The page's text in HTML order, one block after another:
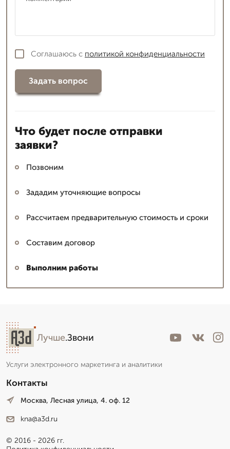
Соглашаюсь с политикой конфиденциальности
Задать вопрос
Что будет после отправки
заявки?
Позвоним
Зададим уточняющие вопросы
Рассчитаем предварительную стоимость и сроки
Составим договор
Выполним работы
Лучше.Звони
Услуги электронного маркетинга и аналитики
Контакты
Москва, Лесная улица, 4. оф. 12
kna@a3d.ru
© 2016 - 2026 гг.
Пишет Вам...